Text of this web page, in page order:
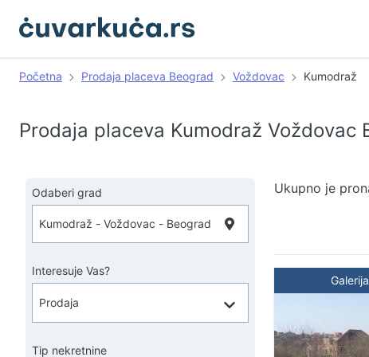
Početna Prodaja placeva Beograd Voždovac Kumodraž
Prodaja placeva Kumodraž Voždovac
Odaberi grad
Interesuje Vas?
Tip nekretnine
Ukupno je